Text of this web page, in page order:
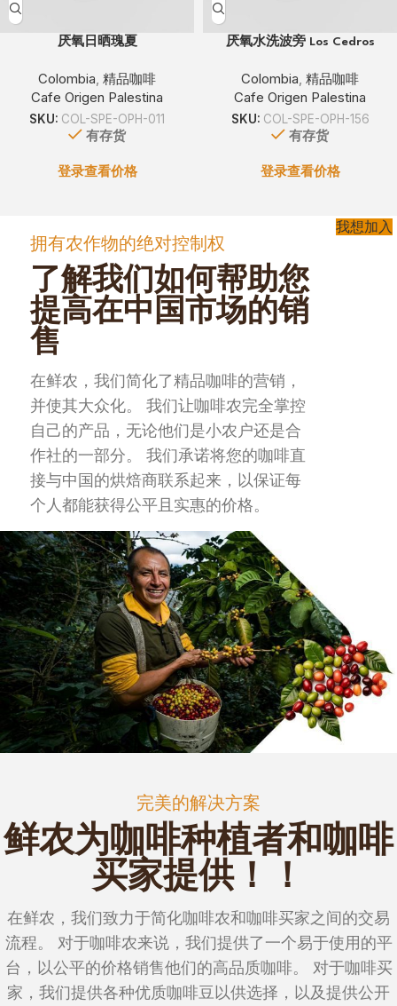
厌氧日晒瑰夏
Colombia, 精品咖啡
Cafe Origen Palestina
SKU: COL-SPE-OPH-011
有存货
登录查看价格
厌氧水洗波旁 Los Cedros
Colombia, 精品咖啡
Cafe Origen Palestina
SKU: COL-SPE-OPH-156
有存货
登录查看价格
拥有农作物的绝对控制权
了解我们如何帮助您
提高在中国市场的销
售
在鲜农，我们简化了精品咖啡的营销，
并使其大众化。 我们让咖啡农完全掌控
自己的产品，无论他们是小农户还是合
作社的一部分。 我们承诺将您的咖啡直
接与中国的烘焙商联系起来，以保证每
个人都能获得公平且实惠的价格。
我想加入
完美的解决方案
鲜农为咖啡种植者和咖啡
买家提供！！
在鲜农，我们致力于简化咖啡农和咖啡买家之间的交易
流程。 对于咖啡农来说，我们提供了一个易于使用的平
台，以公平的价格销售他们的高品质咖啡。 对于咖啡买
家，我们提供各种优质咖啡豆以供选择，以及提供公开